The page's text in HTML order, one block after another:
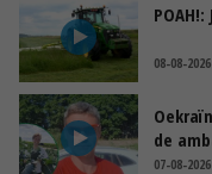
08-08-2026
de
07-08-2026